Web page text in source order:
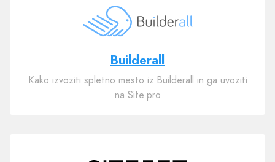
Builderall
Kako izvoziti spletno mesto iz Builderall in ga uvoziti
na Site.pro